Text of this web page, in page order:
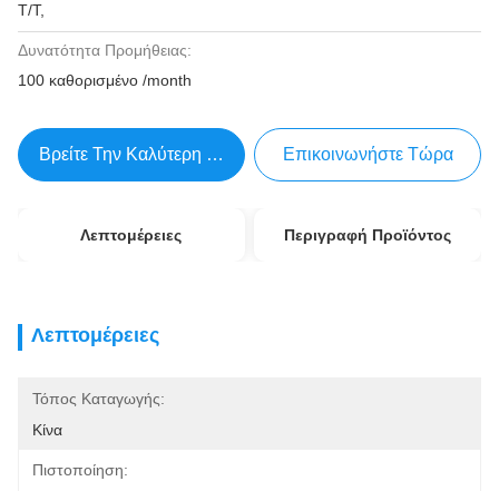
T/T,
Δυνατότητα Προμήθειας:
100 καθορισμένο /month
Βρείτε Την Καλύτερη Τιμή Επικοινωνήστε Τώρα
Λεπτομέρειες Περιγραφή Προϊόντος
Λεπτομέρειες
Τόπος Καταγωγής:
Κίνα
Πιστοποίηση: